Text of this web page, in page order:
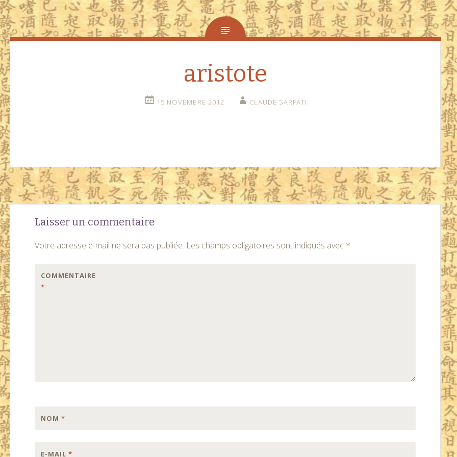
aristote
15 NOVEMBRE 2012 CLAUDE SARFATI
Navigation
des
articles
←
Laisser un commentaire
Votre adresse e-mail ne sera pas publiée. Les champs obligatoires sont indiqués avec *
COMMENTAIRE
*
NOM*
E-MAIL*